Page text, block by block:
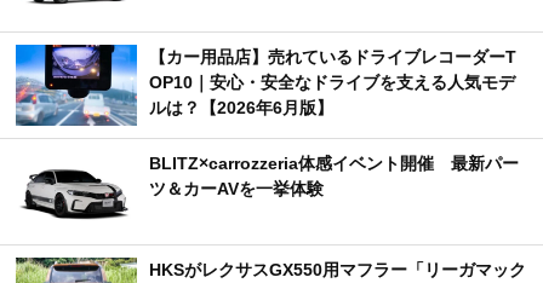
【カー用品店】売れているドライブレコーダーT
OP10｜安心・安全なドライブを支える人気モデ
ルは？【2026年6月版】
BLITZ×carrozzeria体感イベント開催 最新パー
ツ＆カーAVを一挙体験
HKSがレクサスGX550用マフラー「リーガマック